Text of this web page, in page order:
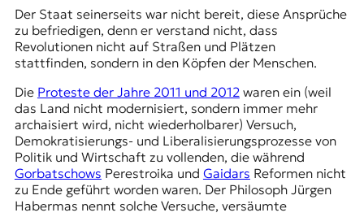
Der Staat seinerseits war nicht bereit, diese Ansprüche
zu befriedigen, denn er verstand nicht, dass
Revolutionen nicht auf Straßen und Plätzen
stattfinden, sondern in den Köpfen der Menschen.
Die Proteste der Jahre 2011 und 2012 waren ein (weil
das Land nicht modernisiert, sondern immer mehr
archaisiert wird, nicht wiederholbarer) Versuch,
Demokratisierungs- und Liberalisierungsprozesse von
Politik und Wirtschaft zu vollenden, die während
Gorbatschows Perestroika und Gaidars Reformen nicht
zu Ende geführt worden waren. Der Philosoph Jürgen
Habermas nennt solche Versuche, versäumte